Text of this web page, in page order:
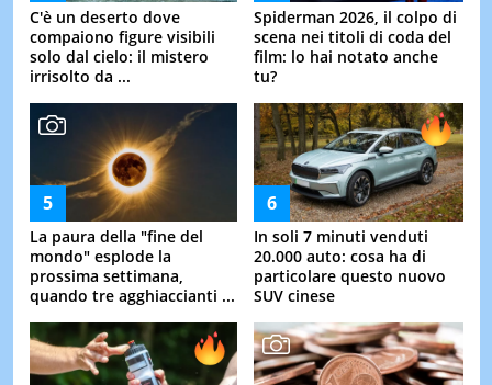
C'è un deserto dove
compaiono figure visibili
solo dal cielo: il mistero
irrisolto da ...
Spiderman 2026, il colpo di
scena nei titoli di coda del
film: lo hai notato anche
tu?
La paura della "fine del
mondo" esplode la
prossima settimana,
quando tre agghiaccianti ...
In soli 7 minuti venduti
20.000 auto: cosa ha di
particolare questo nuovo
SUV cinese